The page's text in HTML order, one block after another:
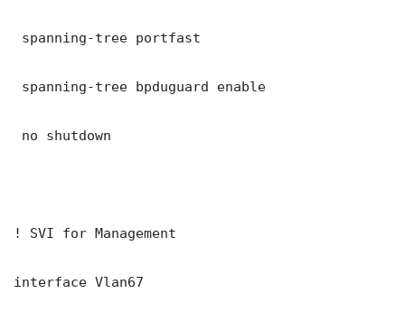
spanning-tree portfast
spanning-tree bpduguard enable
no shutdown
! SVI for Management
interface Vlan67